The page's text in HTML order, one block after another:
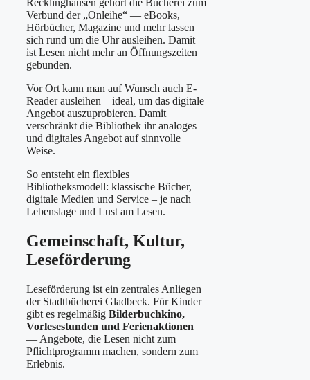
Recklinghausen gehört die Bücherei zum
Verbund der „Onleihe“ — eBooks,
Hörbücher, Magazine und mehr lassen
sich rund um die Uhr ausleihen. Damit
ist Lesen nicht mehr an Öffnungszeiten
gebunden.
Vor Ort kann man auf Wunsch auch E-
Reader ausleihen – ideal, um das digitale
Angebot auszuprobieren. Damit
verschränkt die Bibliothek ihr analoges
und digitales Angebot auf sinnvolle
Weise.
So entsteht ein flexibles
Bibliotheksmodell: klassische Bücher,
digitale Medien und Service – je nach
Lebenslage und Lust am Lesen.
Gemeinschaft, Kultur,
Leseförderung
Leseförderung ist ein zentrales Anliegen
der Stadtbücherei Gladbeck. Für Kinder
gibt es regelmäßig Bilderbuchkino,
Vorlesestunden und Ferienaktionen
— Angebote, die Lesen nicht zum
Pflichtprogramm machen, sondern zum
Erlebnis.